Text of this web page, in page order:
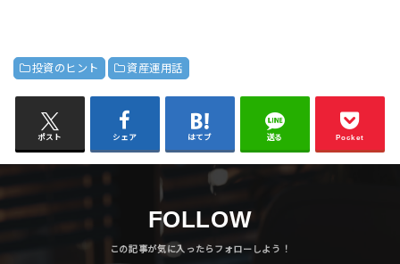
投資のヒント 資産運用話
ポスト シェア はてブ 送る Pocket
FOLLOW